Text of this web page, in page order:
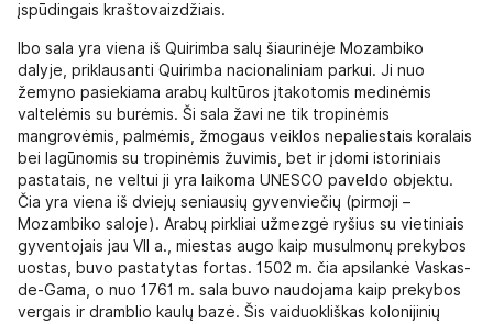
įspūdingais kraštovaizdžiais.
Ibo sala yra viena iš Quirimba salų šiaurinėje Mozambiko
dalyje, priklausanti Quirimba nacionaliniam parkui. Ji nuo
žemyno pasiekiama arabų kultūros įtakotomis medinėmis
valtelėmis su burėmis. Ši sala žavi ne tik tropinėmis
mangrovėmis, palmėmis, žmogaus veiklos nepaliestais koralais
bei lagūnomis su tropinėmis žuvimis, bet ir įdomi istoriniais
pastatais, ne veltui ji yra laikoma UNESCO paveldo objektu.
Čia yra viena iš dviejų seniausių gyvenviečių (pirmoji –
Mozambiko saloje). Arabų pirkliai užmezgė ryšius su vietiniais
gyventojais jau VII a., miestas augo kaip musulmonų prekybos
uostas, buvo pastatytas fortas. 1502 m. čia apsilankė Vaskas-
de-Gama, o nuo 1761 m. sala buvo naudojama kaip prekybos
vergais ir dramblio kaulų bazė. Šis vaiduokliškas kolonijinių